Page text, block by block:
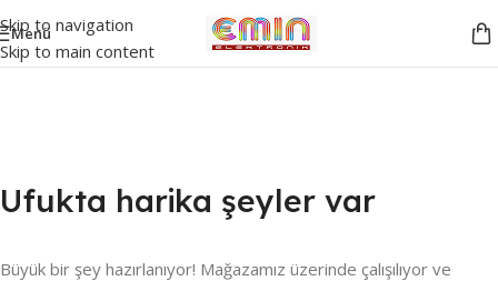
Skip to navigation
Skip to main content
Menü
Ufukta harika şeyler var
Büyük bir şey hazırlanıyor! Mağazamız üzerinde çalışılıyor ve